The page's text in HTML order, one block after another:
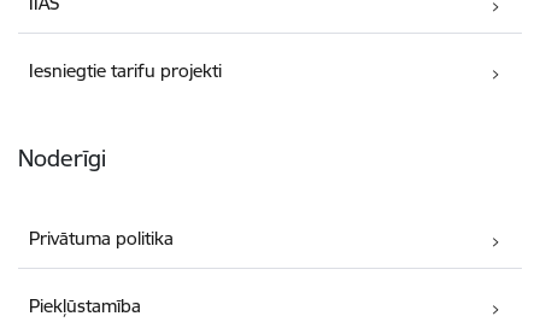
Iesniegtie tarifu projekti
Noderīgi
Privātuma politika
Piekļūstamība